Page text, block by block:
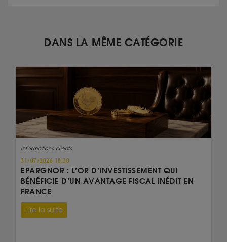
DANS LA MÊME CATÉGORIE
Informations clients
31/07/2026 18:30
EPARGNOR : L’OR D’INVESTISSEMENT QUI
BÉNÉFICIE D’UN AVANTAGE FISCAL INÉDIT EN
FRANCE
Lire la suite